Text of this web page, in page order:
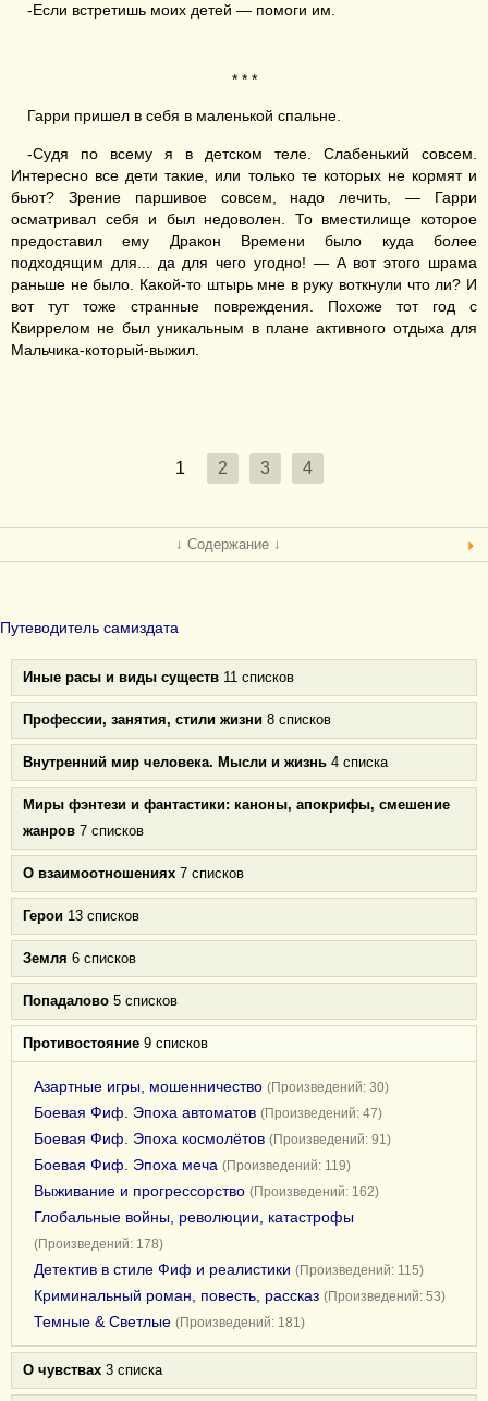
-Если встретишь моих детей — помоги им.
* * *
Гарри пришел в себя в маленькой спальне.
-Судя по всему я в детском теле. Слабенький совсем.
Интересно все дети такие, или только те которых не кормят и
бьют? Зрение паршивое совсем, надо лечить, — Гарри
осматривал себя и был недоволен. То вместилище которое
предоставил ему Дракон Времени было куда более
подходящим для... да для чего угодно! — А вот этого шрама
раньше не было. Какой-то штырь мне в руку воткнули что ли? И
вот тут тоже странные повреждения. Похоже тот год с
Квиррелом не был уникальным в плане активного отдыха для
Мальчика-который-выжил.
1 2 3 4
↓ Содержание ↓
Путеводитель самиздата
Иные расы и виды существ 11 списков
Профессии, занятия, стили жизни 8 списков
Внутренний мир человека. Мысли и жизнь 4 списка
Миры фэнтези и фантастики: каноны, апокрифы, смешение
жанров 7 списков
О взаимоотношениях 7 списков
Герои 13 списков
Земля 6 списков
Попадалово 5 списков
Противостояние 9 списков
Азартные игры, мошенничество (Произведений: 30)
Боевая Фиф. Эпоха автоматов (Произведений: 47)
Боевая Фиф. Эпоха космолётов (Произведений: 91)
Боевая Фиф. Эпоха меча (Произведений: 119)
Выживание и прогрессорство (Произведений: 162)
Глобальные войны, революции, катастрофы
(Произведений: 178)
Детектив в стиле Фиф и реалистики (Произведений: 115)
Криминальный роман, повесть, рассказ (Произведений: 53)
Темные & Светлые (Произведений: 181)
О чувствах 3 списка